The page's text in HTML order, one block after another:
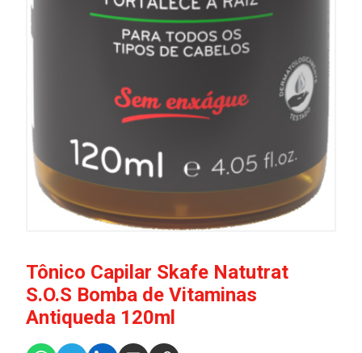
Tônico Capilar Skafe Natutrat
S.O.S Bomba de Vitaminas
Antiqueda 120ml